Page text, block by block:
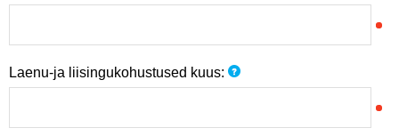
Laenu-ja liisingukohustused kuus: